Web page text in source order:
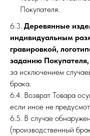
Покупателя.
6.3. Деревянные
индивидуальным
гравировкой,
заданию
за исключением
брака.
6.4. Возврат Товара
если иное не
6.5. В случае
(производственный